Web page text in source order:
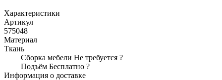
Характеристики
Артикул
575048
Материал
Ткань
Сборка мебели Не требуется ?
Подъём Бесплатно ?
Информация о доставке